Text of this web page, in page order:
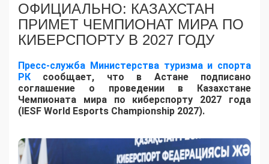
ОФИЦИАЛЬНО: КАЗАХСТАН
ПРИМЕТ ЧЕМПИОНАТ МИРА ПО
КИБЕРСПОРТУ В 2027 ГОДУ
Пресс-служба Министерства туризма и спорта
РК сообщает, что в Астане подписано
соглашение о проведении в Казахстане
Чемпионата мира по киберспорту 2027 года
(IESF World Esports Championship 2027).